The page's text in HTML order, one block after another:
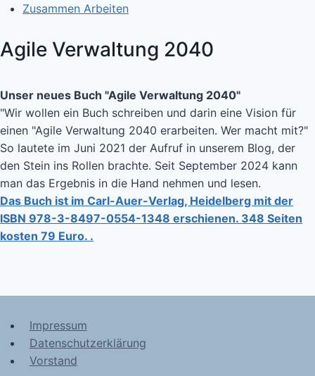
Zusammen Arbeiten
Agile Verwaltung 2040
Unser neues Buch "Agile Verwaltung 2040"
"Wir wollen ein Buch schreiben und darin eine Vision für
einen "Agile Verwaltung 2040 erarbeiten. Wer macht mit?"
So lautete im Juni 2021 der Aufruf in unserem Blog, der
den Stein ins Rollen brachte. Seit September 2024 kann
man das Ergebnis in die Hand nehmen und lesen.
Das Buch ist im Carl-Auer-Verlag, Heidelberg mit der
ISBN 978-3-8497-0554-1348 erschienen. 348 Seiten
kosten 79 Euro. .
Impressum
Datenschutzerklärung
Vorstand